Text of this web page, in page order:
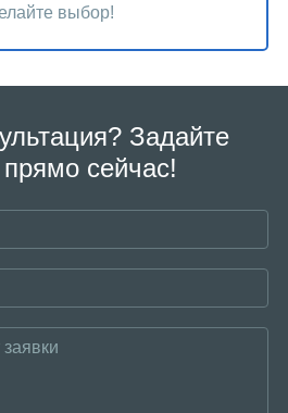
выбор!
Задайте
сейчас!